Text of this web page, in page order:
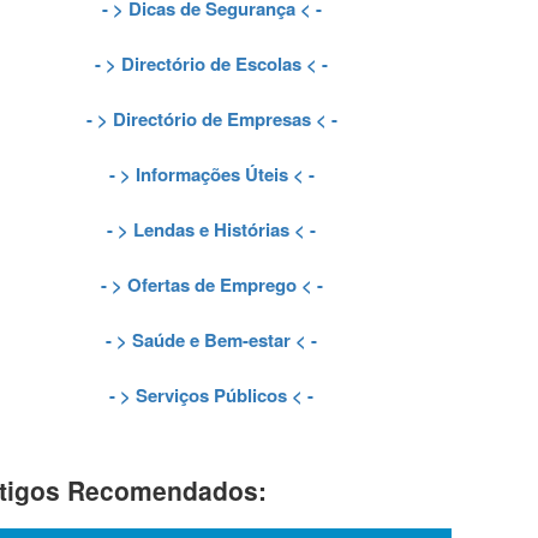
- > Dicas de Segurança< -
- > Directório de Escolas < -
- > Directório de Empresas< -
- > Informações Úteis< -
- > Lendas e Histórias < -
- > Ofertas de Emprego< -
- > Saúde e Bem-estar < -
- > Serviços Públicos < -
Recomendados: